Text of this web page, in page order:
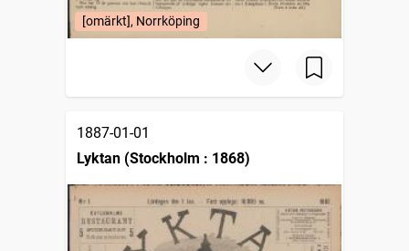
[omärkt], Norrköping
1887-01-01
Lyktan (Stockholm : 1868)